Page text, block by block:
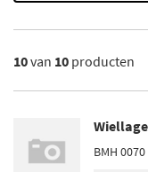
×
SKF (1)
ABS (2)
10van 10 producten
BMH 0070